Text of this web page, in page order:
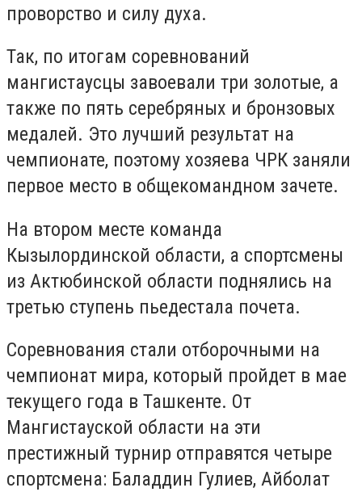
проворство и силу духа.
Так, по итогам соревнований
мангистаусцы завоевали три золотые, а
также по пять серебряных и бронзовых
медалей. Это лучший результат на
чемпионате, поэтому хозяева ЧРК заняли
первое место в общекомандном зачете.
На втором месте команда
Кызылординской области, а спортсмены
из Актюбинской области поднялись на
третью ступень пьедестала почета.
Соревнования стали отборочными на
чемпионат мира, который пройдет в мае
текущего года в Ташкенте. От
Мангистауской области на эти
престижный турнир отправятся четыре
спортсмена: Баладдин Гулиев, Айболат